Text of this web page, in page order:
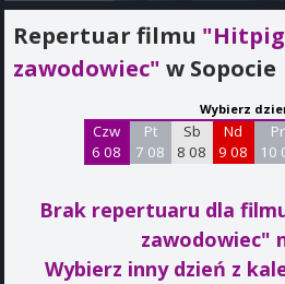
Repertuar filmu
zawodowiec" w Sopocie
Wybierz
Czw
6 08
Pt
7 08
Sb
8 08
Nd
9 08
10
Brak repertuaru dla
zawodowiec"
Wybierz inny dzień z